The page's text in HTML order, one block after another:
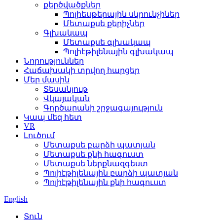
քերծվածքներ
Պոլիեսթերային սկրունչիներ
Մետաքսե քերիչներ
Գլխակապ
Մետաքսե գլխակապ
Պոլիէթիլենային գլխակապ
Նորություններ
Հաճախակի տրվող հարցեր
Մեր մասին
Տեսանյութ
Վկայական
Գործարանի շրջագայություն
Կապ մեզ հետ
VR
Լուծում
Մետաքսե բարձի պատյան
Մետաքսե քնի հագուստ
Մետաքսե ներքնազգեստ
Պոլիէթիլենային բարձի պատյան
Պոլիէթիլենային քնի հագուստ
English
Տուն